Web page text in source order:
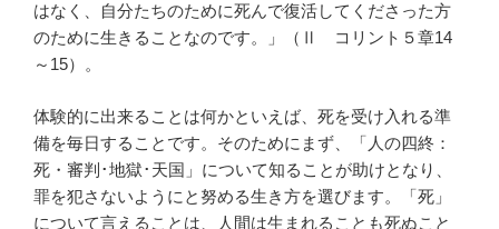
はなく、自分たちのために死んで復活してくださった方
のために生きることなのです。」（Ⅱ コリント５章14
～15）。
体験的に出来ることは何かといえば、死を受け入れる準
備を毎日することです。そのためにまず、「人の四終：
死・審判･地獄･天国」について知ることが助けとなり、
罪を犯さないようにと努める生き方を選びます。「死」
について言えることは、人間は生まれることも死ぬこと